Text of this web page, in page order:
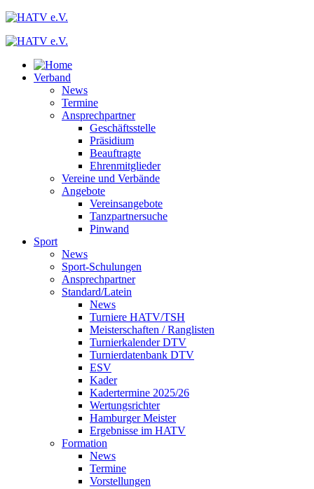
Verband
News
Termine
Ansprechpartner
Geschäftsstelle
Präsidium
Beauftragte
Ehrenmitglieder
Vereine und Verbände
Angebote
Vereinsangebote
Tanzpartnersuche
Pinwand
Sport
News
Sport-Schulungen
Ansprechpartner
Standard/Latein
News
Turniere HATV/TSH
Meisterschaften / Ranglisten
Turnierkalender DTV
Turnierdatenbank DTV
ESV
Kader
Kadertermine 2025/26
Wertungsrichter
Hamburger Meister
Ergebnisse im HATV
Formation
News
Termine
Vorstellungen